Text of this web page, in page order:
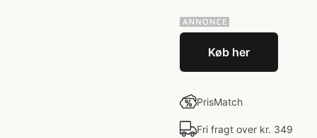
Køb her
PrisMatch
Fri fragt over kr. 349